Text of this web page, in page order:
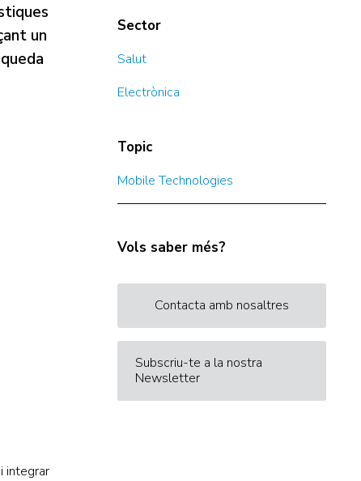
un
integrar
Sector
Salut
Electrònica
Topic
Mobile Technologies
Vols saber més?
Contacta amb nosaltres
Subscriu-te a la nostra
Newsletter